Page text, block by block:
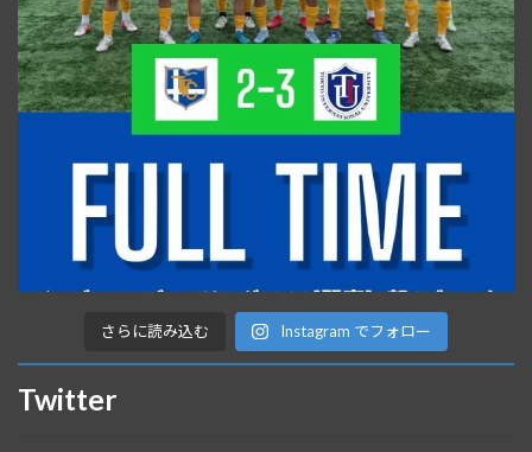
さらに読み込む Instagram でフォロー
Twitter